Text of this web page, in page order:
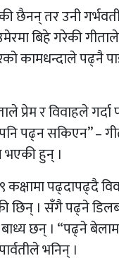
छैनन् तर उनी
बिहे गरेकी
कामधन्दाले पढ्नै
प्रेम र विवाहले
पढ्न सकिएन” –
भएकी हुन् ।
पढ्दापढ्दै
। सँगै पढ्ने
छन् । “पढ्ने
भनिन् ।